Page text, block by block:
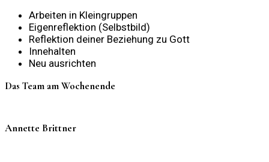
Arbeiten in Kleingruppen
Eigenreflektion (Selbstbild)
Reflektion deiner Beziehung zu Gott
Innehalten
Neu ausrichten
Das Team am Wochenende
Annette Brittner